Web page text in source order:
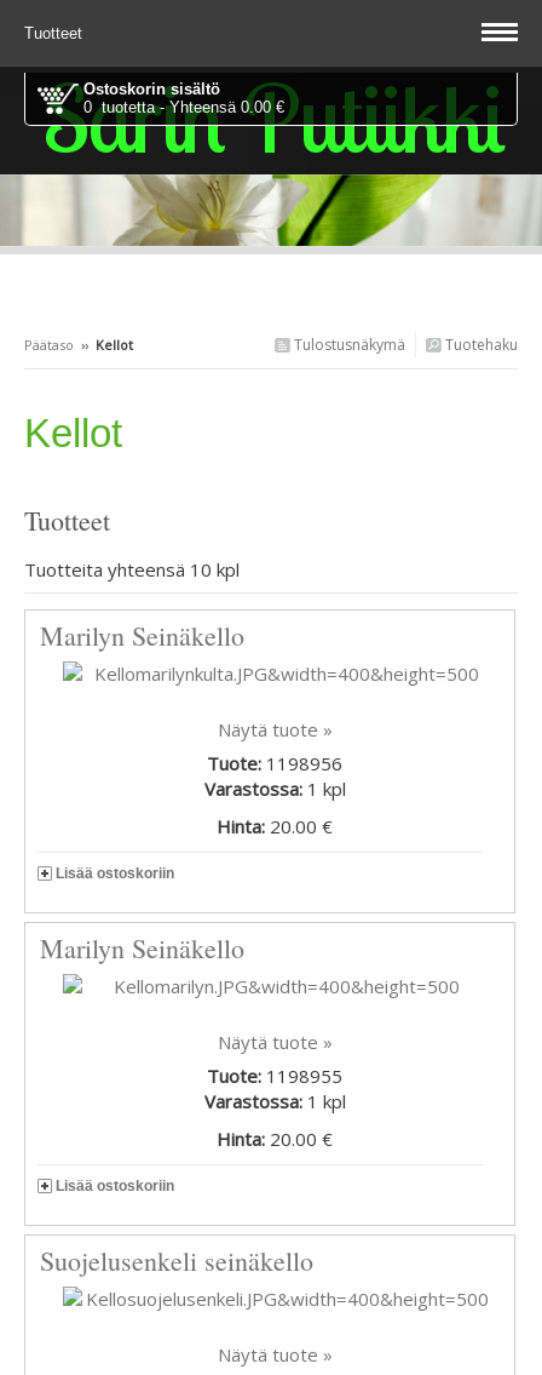
Tuotteet
Ostoskorin sisältö
0 tuotetta - Yhteensä 0.00 €
Sarin Putiikki
Tuotehaku
Tulostusnäkymä
Päätaso ›› Kellot
Kellot
Tuotteet
Tuotteita yhteensä 10 kpl
Marilyn Seinäkello
Näytä tuote »
Tuote: 1198956
Varastossa: 1 kpl
Hinta: 20.00 €
Lisää ostoskoriin
Marilyn Seinäkello
Näytä tuote »
Tuote: 1198955
Varastossa: 1 kpl
Hinta: 20.00 €
Lisää ostoskoriin
Suojelusenkeli seinäkello
Näytä tuote »